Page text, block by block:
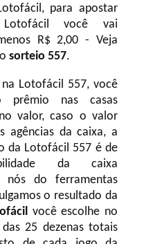
para apostar
você vai
R$ 2,00 - Veja
sorteio 557.
Lotofácil 557, você
prêmio nas casas
valor, caso o valor
agências da caixa, a
da Lotofácil 557 é de
da caixa
nós do ferramentas
o resultado da
você escolhe no
25 dezenas totais